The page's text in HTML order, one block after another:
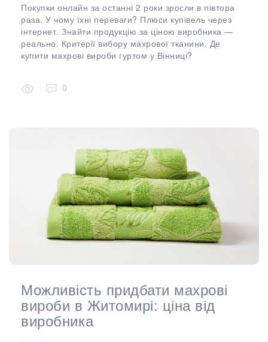
Покупки онлайн за останні 2 роки зросли в півтора
раза. У чому їхні переваги? Плюси купівель через
інтернет. Знайти продукцію за ціною виробника —
реально. Критерії вибору махрової тканини. Де
купити махрові вироби гуртом у Вінниці?
0
Можливість придбати махрові
вироби в Житомирі: ціна від
виробника